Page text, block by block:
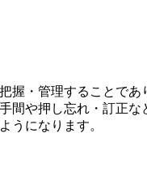
握・管理することで
間や押し忘れ・訂正
うになります。